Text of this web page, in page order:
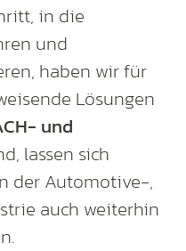
in die
und
haben wir für
Lösungen
und
lassen sich
der Automotive-,
auch weiterhin